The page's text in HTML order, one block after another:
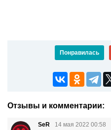
Понравилась
Отзывы и комментарии:
SeR
14 мая 2022 00:58